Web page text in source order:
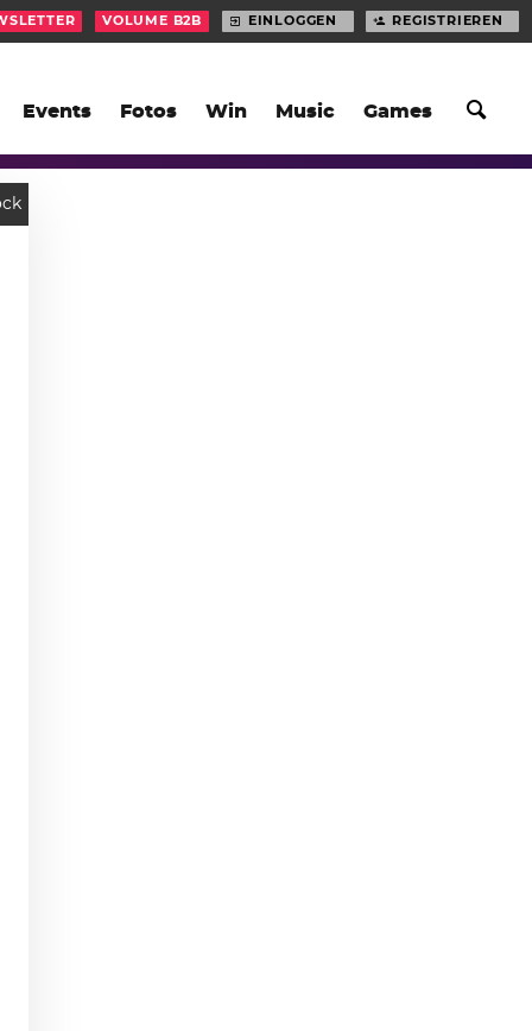
Events Fotos Win Music Games
VOLUME B2B EINLOGGEN REGISTRIEREN